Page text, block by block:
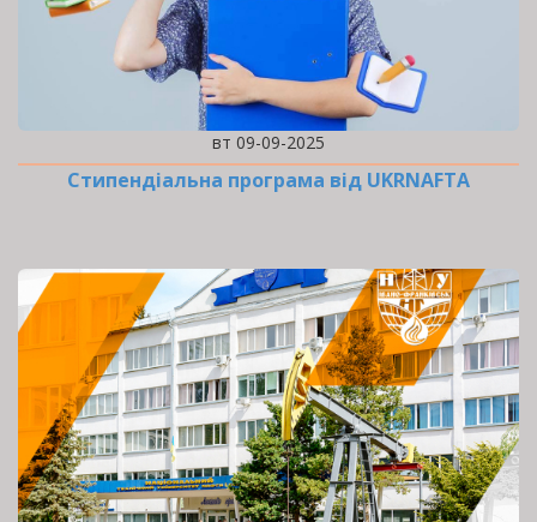
вт 09-09-2025
Стипендіальна програма від UKRNAFTA